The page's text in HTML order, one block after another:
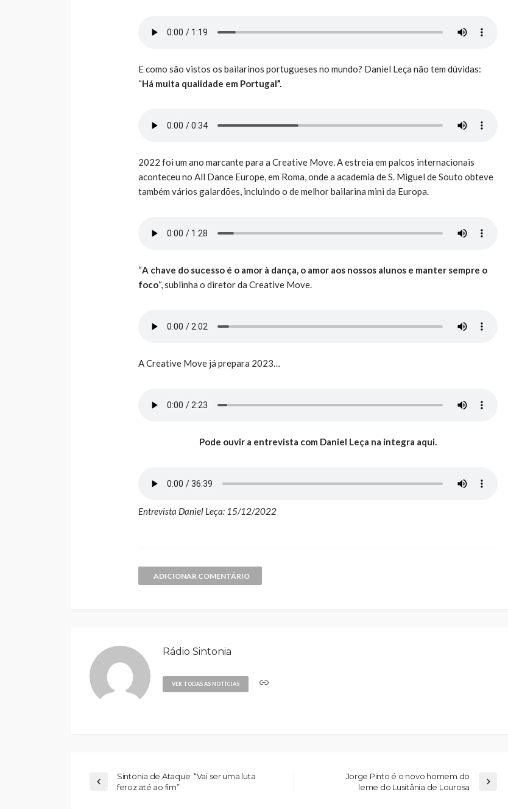
E como são vistos os bailarinos portugueses no mundo? Daniel Leça não tem dúvidas:
“Há muita qualidade em Portugal”.
2022 foi um ano marcante para a Creative Move. A estreia em palcos internacionais
aconteceu no All Dance Europe, em Roma, onde a academia de S. Miguel de Souto obteve
também vários galardões, incluindo o de melhor bailarina mini da Europa.
“A chave do sucesso é o amor à dança, o amor aos nossos alunos e manter sempre o
foco“, sublinha o diretor da Creative Move.
A Creative Move já prepara 2023…
Pode ouvir a entrevista com Daniel Leça na íntegra aqui.
Entrevista Daniel Leça: 15/12/2022
ADICIONAR COMENTÁRIO
Rádio Sintonia
VER TODAS AS NOTÍCIAS
Sintonia de Ataque: “Vai ser uma luta
feroz até ao fim”
Jorge Pinto é o novo homem do
leme do Lusitânia de Lourosa